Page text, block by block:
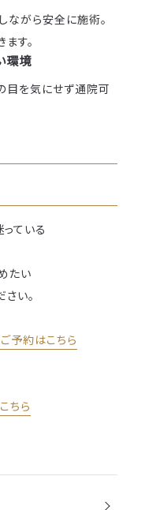
ながら安全に施術。
す。
環境
目を気にせず通院可
ている
たい
い。
予約はこちら
ちら